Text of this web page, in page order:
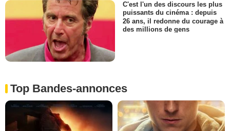
C'est l'un des discours les plus
puissants du cinéma : depuis
26 ans, il redonne du courage à
des millions de gens
Top Bandes-annonces